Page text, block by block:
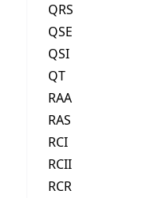
QRS
QSE
QSI
QT
RAA
RAS
RCI
RCII
RCR